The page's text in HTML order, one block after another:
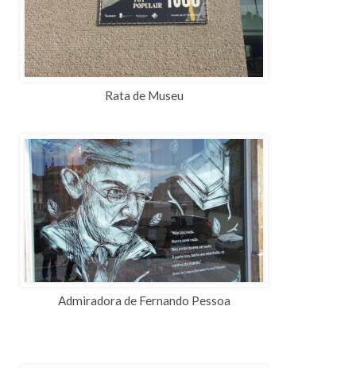
Rata de Museu
Admiradora de Fernando Pessoa